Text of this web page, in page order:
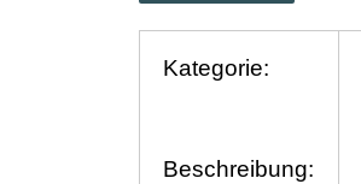
Kategorie:
Beschreibung: